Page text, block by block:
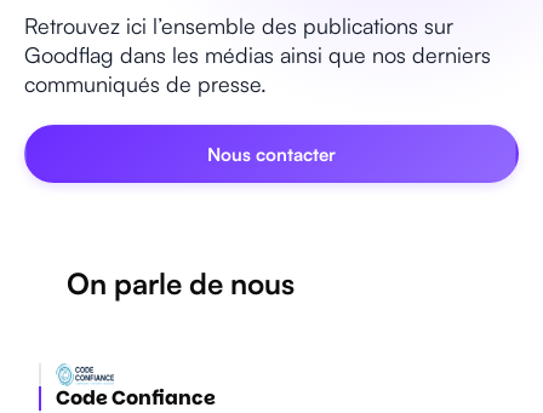
Retrouvez ici l’ensemble des publications sur
Goodflag dans les médias ainsi que nos derniers
communiqués de presse.
Nous contacter
On parle de nous
Code Confiance